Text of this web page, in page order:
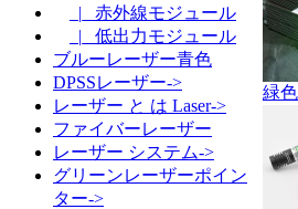
|_ 赤外線モジュール
|_ 低出力モジュール
ブルーレーザー青色
DPSSレーザー->
レーザー と は Laser->
ファイバーレーザー
レーザー システム->
グリーンレーザーポイン
ター->
緑